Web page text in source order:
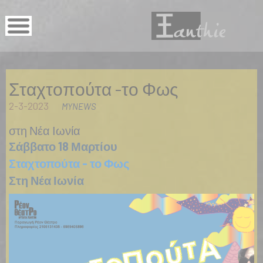
Σταχτοπούτα -το Φως
2-3-2023 MYNEWS
στη Νέα Ιωνία
Σάββατο 18 Μαρτίου
Σταχτοπούτα - το Φως
Στη Νέα Ιωνία